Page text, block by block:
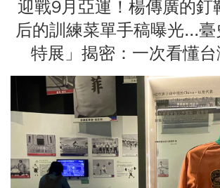
迎戰9月亞運！楊傳廣的釘
后的訓練菜單手稿曝光...
特展」揭密：一次看懂台